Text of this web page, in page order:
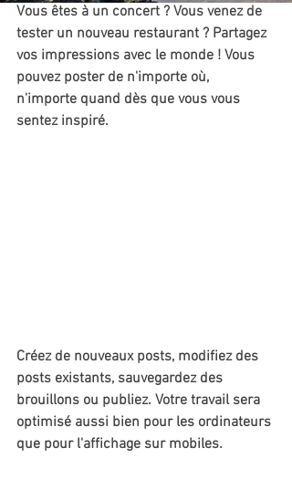
Vous êtes à un concert ? Vous venez de
tester un nouveau restaurant ? Partagez
vos impressions avec le monde ! Vous
pouvez poster de n'importe où,
n'importe quand dès que vous vous
sentez inspiré.
Créez de nouveaux posts, modifiez des
posts existants, sauvegardez des
brouillons ou publiez. Votre travail sera
optimisé aussi bien pour les ordinateurs
que pour l'affichage sur mobiles.